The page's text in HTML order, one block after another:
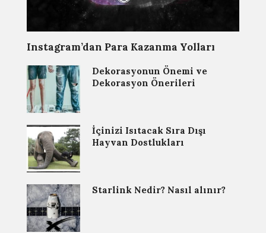
Instagram’dan Para Kazanma Yolları
Dekorasyonun Önemi ve
Dekorasyon Önerileri
İçinizi Isıtacak Sıra Dışı
Hayvan Dostlukları
Starlink Nedir? Nasıl alınır?